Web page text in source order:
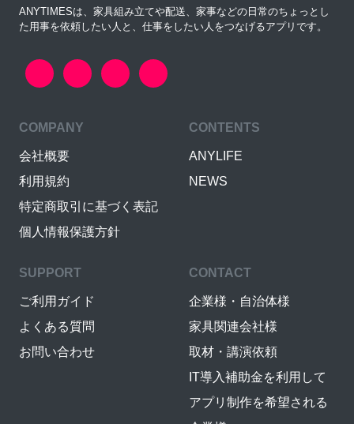
ANYTIMESは、家具組み立てや配送、家事などの日常のちょっとし
た用事を依頼したい人と、仕事をしたい人をつなげるアプリです。
COMPANY
会社概要
利用規約
特定商取引に基づく表記
個人情報保護方針
CONTENTS
ANYLIFE
NEWS
SUPPORT
ご利用ガイド
よくある質問
お問い合わせ
CONTACT
企業様・自治体様
家具関連会社様
取材・講演依頼
IT導入補助金を利用して
アプリ制作を希望される